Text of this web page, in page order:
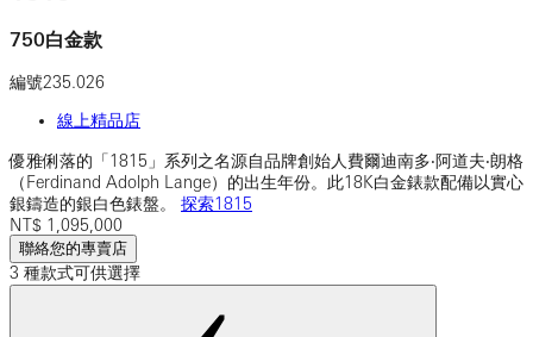
750白金款
編號235.026
線上精品店
優雅俐落的「1815」系列之名源自品牌創始人費爾迪南多‧阿道夫‧朗格
（Ferdinand Adolph Lange）的出生年份。此18K白金錶款配備以實心
銀鑄造的銀白色錶盤。 探索1815
NT$ 1,095,000
聯絡您的專賣店
3 種款式可供選擇